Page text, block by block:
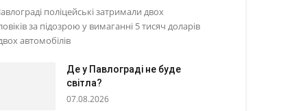
поліцейські затримали двох
за підозрою у вимаганні 5 тисяч доларів
автомобілів
Де у Павлограді не буде
світла?
07.08.2026